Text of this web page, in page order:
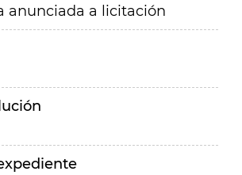
anunciada a licitación